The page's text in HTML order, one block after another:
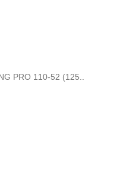
PRO 110-52 (125..